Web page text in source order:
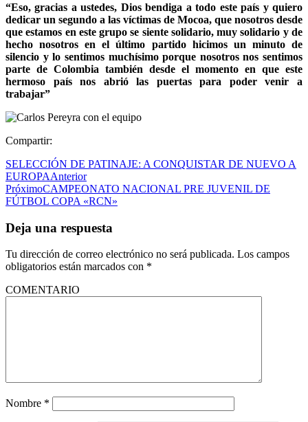
“Eso, gracias a ustedes, Dios bendiga a todo este país y quiero
dedicar un segundo a las víctimas de Mocoa, que nosotros desde
que estamos en este grupo se siente solidario, muy solidario y de
hecho nosotros en el último partido hicimos un minuto de
silencio y lo sentimos muchísimo porque nosotros nos sentimos
parte de Colombia también desde el momento en que este
hermoso país nos abrió las puertas para poder venir a
trabajar”
Compartir:
SELECCIÓN DE PATINAJE: A CONQUISTAR DE NUEVO A
EUROPAAnterior
PróximoCAMPEONATO NACIONAL PRE JUVENIL DE
FÚTBOL COPA «RCN»
Deja una respuesta
Tu dirección de correo electrónico no será publicada. Los campos
obligatorios están marcados con *
COMENTARIO
Nombre *